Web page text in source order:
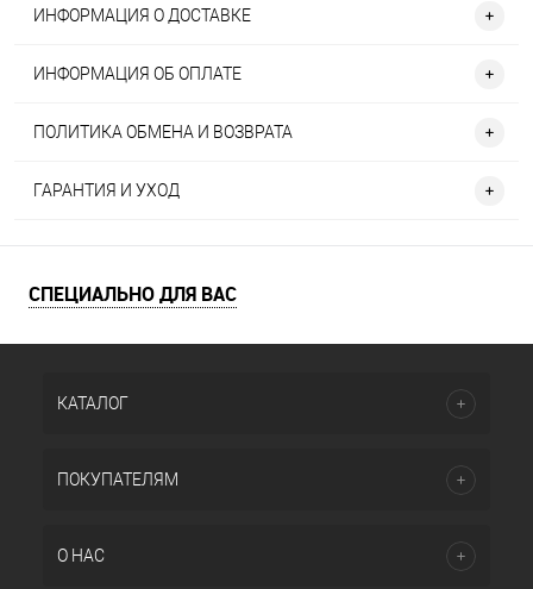
ИНФОРМАЦИЯ О ДОСТАВКЕ
ИНФОРМАЦИЯ ОБ ОПЛАТЕ
ПОЛИТИКА ОБМЕНА И ВОЗВРАТА
ГАРАНТИЯ И УХОД
СПЕЦИАЛЬНО ДЛЯ ВАС
КАТАЛОГ
ПОКУПАТЕЛЯМ
О НАС